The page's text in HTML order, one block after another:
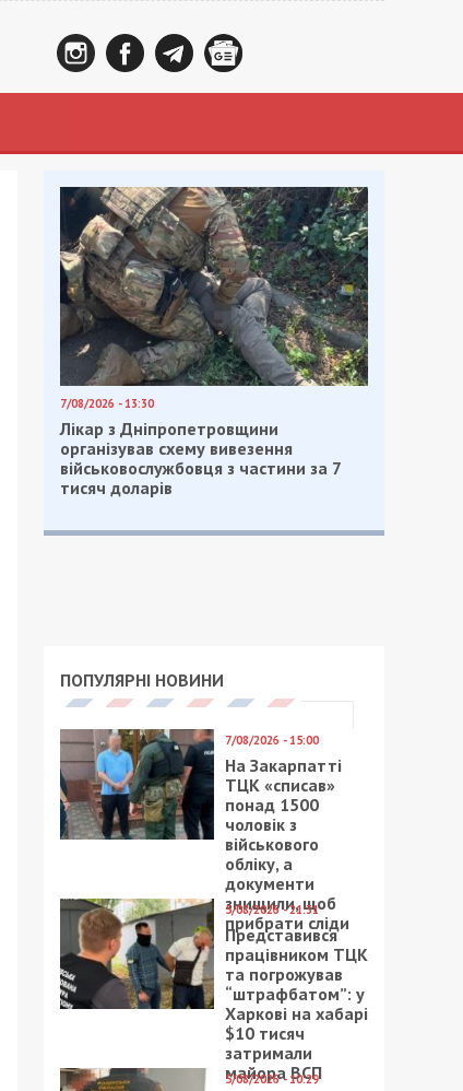
7/08/2026 - 13:30
Лікар з Дніпропетровщини
організував схему вивезення
військовослужбовця з частини за 7
тисяч доларів
ПОПУЛЯРНІ НОВИНИ
7/08/2026 - 15:00
На Закарпатті
ТЦК «списав»
понад 1500
чоловік з
військового
обліку, а
документи
знищили, щоб
прибрати сліди
5/08/2026 - 21:31
Представився
працівником ТЦК
та погрожував
“штрафбатом”: у
Харкові на хабарі
$10 тисяч
затримали
майора ВСП
5/08/2026 - 10:29